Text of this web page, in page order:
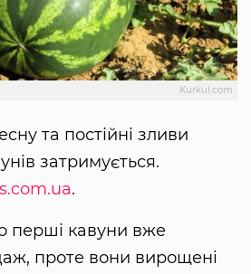
Kurkul.com
та постійні зливи
затримується.
.
перші кавуни вже
проте вони вирощені